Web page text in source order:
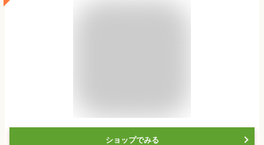
ショップでみる